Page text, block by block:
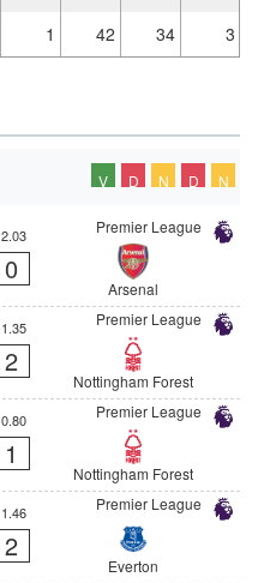
1 42 34 3
V D N D N
Premier League
2.03
0
Arsenal
Premier League
1.35
2
Nottingham Forest
Premier League
0.80
1
Nottingham Forest
Premier League
1.46
2
Everton